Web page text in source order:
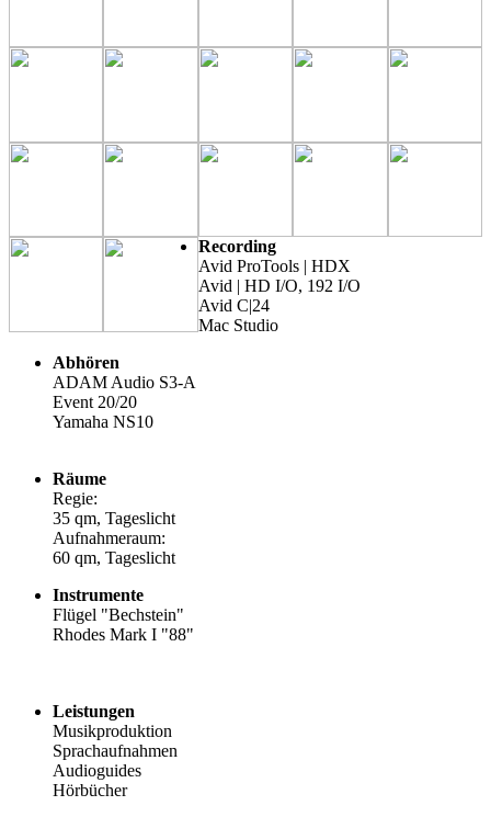
Recording
Avid ProTools | HDX
Avid | HD I/O, 192 I/O
Avid C|24
Mac Studio
Abhören
ADAM Audio S3-A
Event 20/20
Yamaha NS10
Räume
Regie:
35 qm, Tageslicht
Aufnahmeraum:
60 qm, Tageslicht
Instrumente
Flügel "Bechstein"
Rhodes Mark I "88"
Leistungen
Musikproduktion
Sprachaufnahmen
Audioguides
Hörbücher